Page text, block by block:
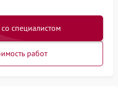
специалистом
работ